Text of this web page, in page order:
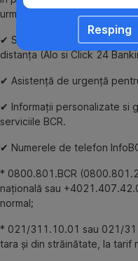
următoarele servicii:
✔ Suport Tehnic în utilizarea
distanța (Alo si Click 24
✔ Asistență de urgență
✔ Informații personalizate si
serviciile BCR.
✔ Numerele de telefon
* 0800.801.BCR
națională sau
normal;
* 021/311.10.01 sau 021/
tara și din străinătate, la tarif
Resping